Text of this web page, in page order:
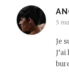
5
Je